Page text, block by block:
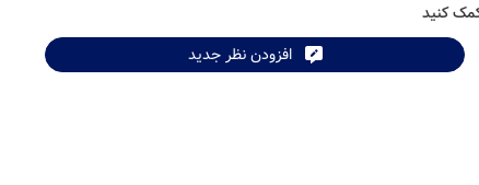
کنید
افزودن نظر جدید